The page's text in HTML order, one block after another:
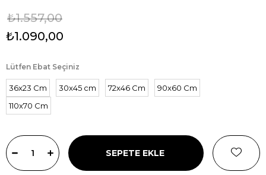
₺1.557,00
₺1.090,00
Lütfen Ebat Seçiniz
36x23 Cm 30x45 cm 72x46 Cm
90x60 Cm
110x70 Cm